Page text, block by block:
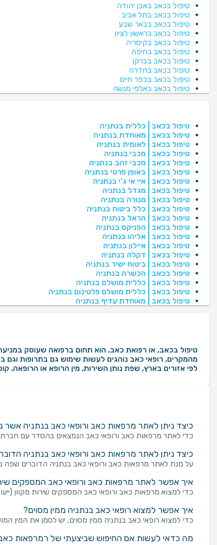
טיפול בכאב באבן יהודה
טיפול בכאב בתל אביב
טיפול בכאב בבאר שבע
טיפול בכאב בראשון לציון
טיפול בכאב בקיסריה
טיפול בכאב בחיפה
טיפול בכאב בברקן
טיפול בכאב בחדרה
טיפול בכאב בכפר חיים
טיפול בכאב באלפי מנשה
טיפול בכאב | כללית בנתניה
טיפול בכאב | מאוחדת בנתניה
טיפול בכאב | לאומית בנתניה
טיפול בכאב | מכבי בנתניה
טיפול בכאב | מכבי זהב בנתניה
טיפול בכאב | באופן פרטי בנתניה
טיפול בכאב | איי אי ג'י בנתניה
טיפול בכאב | מגדל בנתניה
טיפול בכאב | מנורה בנתניה
טיפול בכאב | כלל ביטוח בנתניה
טיפול בכאב | הראל בנתניה
טיפול בכאב | הפניקס בנתניה
טיפול בכאב | אליהו בנתניה
טיפול בכאב | איילון בנתניה
טיפול בכאב | דקלה בנתניה
טיפול בכאב | ביטוח ישיר בנתניה
טיפול בכאב | הכשרה בנתניה
טיפול בכאב | כללית מושלם בנתניה
טיפול בכאב | כללית מושלם פלטינום בנתניה
טיפול בכאב | מאוחדת עדיף בנתניה
טיפול בכאב, או רפואת כאב, הוא תחום ברפואה שעוסק
לפי אזורים בארץ, שפת נותן השירות, מין הרופא או
כיצד ניתן לאתר מרפאות כאב ורופאי כאב בנתניה
כדי לאתר מרפאות כאב ורופאי כאב הנמצאים בהסדר עם חברת
כיצד ניתן לאתר מרפאות כאב ורופאי כאב בנתניה
על מנת לאתר מרפאות כאב ורופאי כאב בנתניה הדוברים
איך אפשר לאתר מרפאות כאב ורופאי כאב המספקים
כדי למצוא מרפאות כאב ורופאי כאב המספקים שירות מקוון
איך אפשר למצוא רופאי כאב בנתניה ממין מסוים?
כדי למצוא רופאי כאב בנתניה ממין מסוים, יש לסמן את המין
מה כדאי לעשות אם החיפוש שביצעתי של רמרפאות